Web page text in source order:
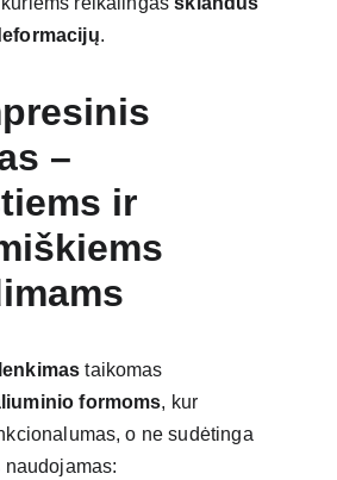
.
–
ir
taikomas
formoms, kur
o ne sudėtinga